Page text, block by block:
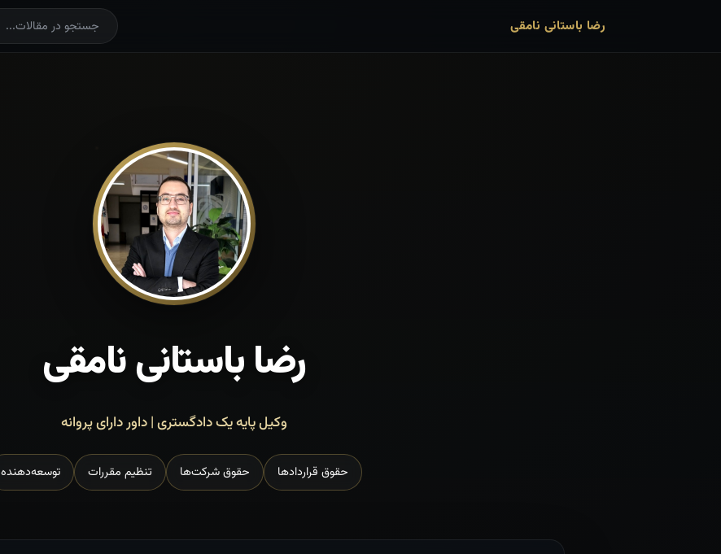
رضا باستانی نامقی
رضا باستانی نامقی
وکیل پایه یک دادگستری | داور دارای پروانه
حقوق قراردادها حقوق شرکت‌ها تنظیم مقررات توسعه‌دهنده